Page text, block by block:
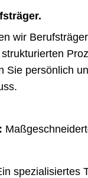
wir
Sie persönlich
spezialisiertes